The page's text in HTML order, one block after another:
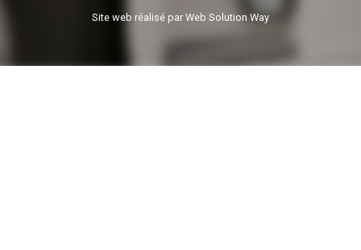
Site web réalisé par Web Solution Way